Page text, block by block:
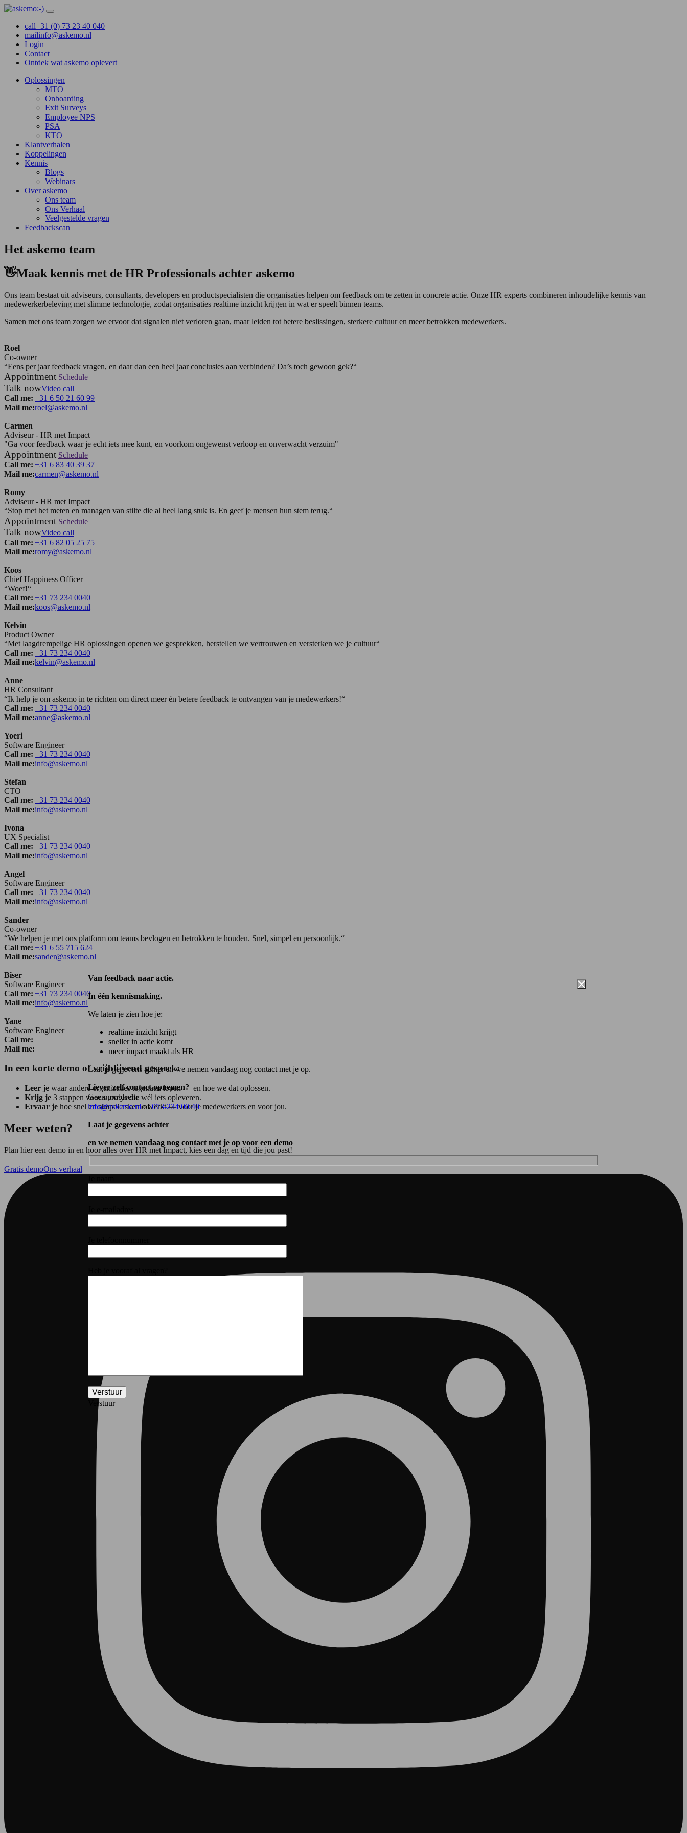
call+31 (0) 73 23 40 040
mailinfo@askemo.nl
Login
Contact
Ontdek wat askemo oplevert
Oplossingen
MTO
Onboarding
Exit Surveys
Employee NPS
PSA
KTO
Klantverhalen
Koppelingen
Kennis
Blogs
Webinars
Over askemo
Ons team
Ons Verhaal
Veelgestelde vragen
Feedbackscan
Het askemo team
👋Maak kennis met de HR Professionals achter askemo
Van feedback naar actie.
In één kennismaking.
We laten je zien hoe je:
realtime inzicht krijgt
sneller in actie komt
meer impact maakt als HR
Laat je gegevens achter en we nemen vandaag nog contact met je op.
Liever zelf contact opnemen?
Geen probleem:
info@askemo.nlof073-234 00 40
Laat je gegevens achter
en we nemen vandaag nog contact met je op voor een demo
Verstuur
Ons team bestaat uit adviseurs, consultants, developers en productspecialisten die organisaties helpen om feedback om te zetten in concrete actie. Onze HR experts combineren inhoudelijke kennis van
medewerkerbeleving met slimme technologie, zodat organisaties realtime inzicht krijgen in wat er speelt binnen teams.
Samen met ons team zorgen we ervoor dat signalen niet verloren gaan, maar leiden tot betere beslissingen, sterkere cultuur en meer betrokken medewerkers.
Roel
Co-owner
“Eens per jaar feedback vragen, en daar dan een heel jaar conclusies aan verbinden? Da’s toch gewoon gek?“
Appointment Schedule
Talk nowVideo call
Call me: +31 6 50 21 60 99
Mail me:roel@askemo.nl
Carmen
Adviseur - HR met Impact
"Ga voor feedback waar je echt iets mee kunt, en voorkom ongewenst verloop en onverwacht verzuim"
Appointment Schedule
Call me: +31 6 83 40 39 37
Mail me:carmen@askemo.nl
Romy
Adviseur - HR met Impact
“Stop met het meten en managen van stilte die al heel lang stuk is. En geef je mensen hun stem terug.“
Appointment Schedule
Talk nowVideo call
Call me: +31 6 82 05 25 75
Mail me:romy@askemo.nl
Koos
Chief Happiness Officer
“Woef!“
Call me: +31 73 234 0040
Mail me:koos@askemo.nl
Kelvin
Product Owner
“Met laagdrempelige HR oplossingen openen we gesprekken, herstellen we vertrouwen en versterken we je cultuur“
Call me: +31 73 234 0040
Mail me:kelvin@askemo.nl
Anne
HR Consultant
“Ik help je om askemo in te richten om direct meer én betere feedback te ontvangen van je medewerkers!“
Call me: +31 73 234 0040
Mail me:anne@askemo.nl
Yoeri
Software Engineer
Call me: +31 73 234 0040
Mail me:info@askemo.nl
Stefan
CTO
Call me: +31 73 234 0040
Mail me:info@askemo.nl
Ivona
UX Specialist
Call me: +31 73 234 0040
Mail me:info@askemo.nl
Angel
Software Engineer
Call me: +31 73 234 0040
Mail me:info@askemo.nl
Sander
Co-owner
“We helpen je met ons platform om teams bevlogen en betrokken te houden. Snel, simpel en persoonlijk.“
Call me: +31 6 55 715 624
Mail me:sander@askemo.nl
Biser
Software Engineer
Call me: +31 73 234 0040
Mail me:info@askemo.nl
Yane
Software Engineer
Call me:
Mail me:
In een korte demo of vrijblijvend gesprek:
Leer je waar andere organisaties tegenaan lopen — en hoe we dat oplossen.
Krijg je 3 stappen voor surveys die wél iets opleveren.
Ervaar je hoe snel en simpel askemo werkt — voor je medewerkers en voor jou.
Meer weten?
Plan hier een demo in en hoor alles over HR met Impact, kies een dag en tijd die jou past!
Gratis demoOns verhaal